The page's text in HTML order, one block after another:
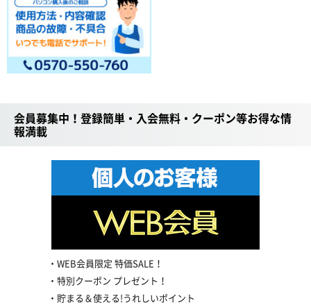
会員募集中！登録簡単・入会無料・クーポン等お得な情
報満載
WEB会員限定 特価SALE！
特別クーポン プレゼント！
貯まる＆使える!うれしいポイント